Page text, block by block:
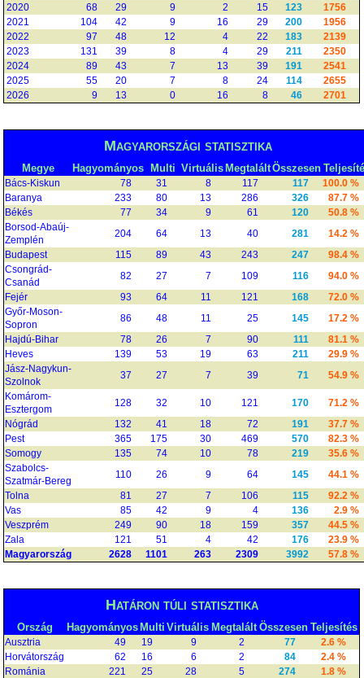
2020
68 29 9 2 15 123
1756
2021
104 42 9 16 29 200
1956
2022
97 48 12 4 22 183
2139
2023
131 39 8 4 29 211
2350
2024
89 43 7 13 39 191
2541
2025
55 20 7 8 24 114
2655
2026
9 13 0 16 8 46 2701
Magyarországi statisztika
Megye Hagyományos Multi Virtuális MegtaláltÖsszesen
Bács-Kiskun 78 31 8 117 117
100.0 %
Baranya
233 80 13 286 326
87.7 %
Békés
77 34 9 61 120
50.8 %
Borsod-Abaúj-
Zemplén
204 64 13 40 281
14.2 %
Budapest
115 89 43 243 247
98.4 %
Csongrád-
Csanád
82 27 7 109 116
94.0 %
Fejér
93 64 11 121 168
72.0 %
Győr-Moson-
Sopron
86 48 11 25 145
17.2 %
Hajdú-Bihar
78 26 7 90 111
81.1 %
Heves
139 53 19 63 211
29.9 %
Jász-Nagykun-
Szolnok
37 27 7 39 71
54.9 %
Komárom-
Esztergom
128 32 10 121 170
71.2 %
Nógrád
132 41 18 72 191
37.7 %
Pest
365 175 30 469 570
82.3 %
Somogy
135 74 10 78 219
35.6 %
Szabolcs-
Szatmár-Bereg
110 26 9 64 145
44.1 %
Tolna
81 27 7 106 115
92.2 %
Vas
85 42 9 4 136
2.9 %
Veszprém
249 90 18 159 357
44.5 %
Zala
121 51 4 42 176
23.9 %
Magyarország
2628 1101 263 2309 3992 57.8 %
Határon túli statisztika
Ország Hagyományos Multi Virtuális Megtalált Összesen Teljesítés
Ausztria 49 19 9 2 77
2.6 %
Horvátország
62 16 6 2 84
2.4 %
Románia
221 25 28 5 274
1.8 %